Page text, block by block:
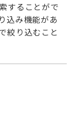
することがで
込み機能があ
絞り込むこと